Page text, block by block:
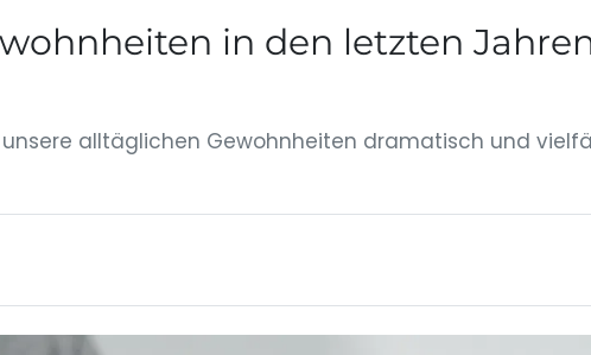
in den letzten
alltäglichen Gewohnheiten dramatisch und